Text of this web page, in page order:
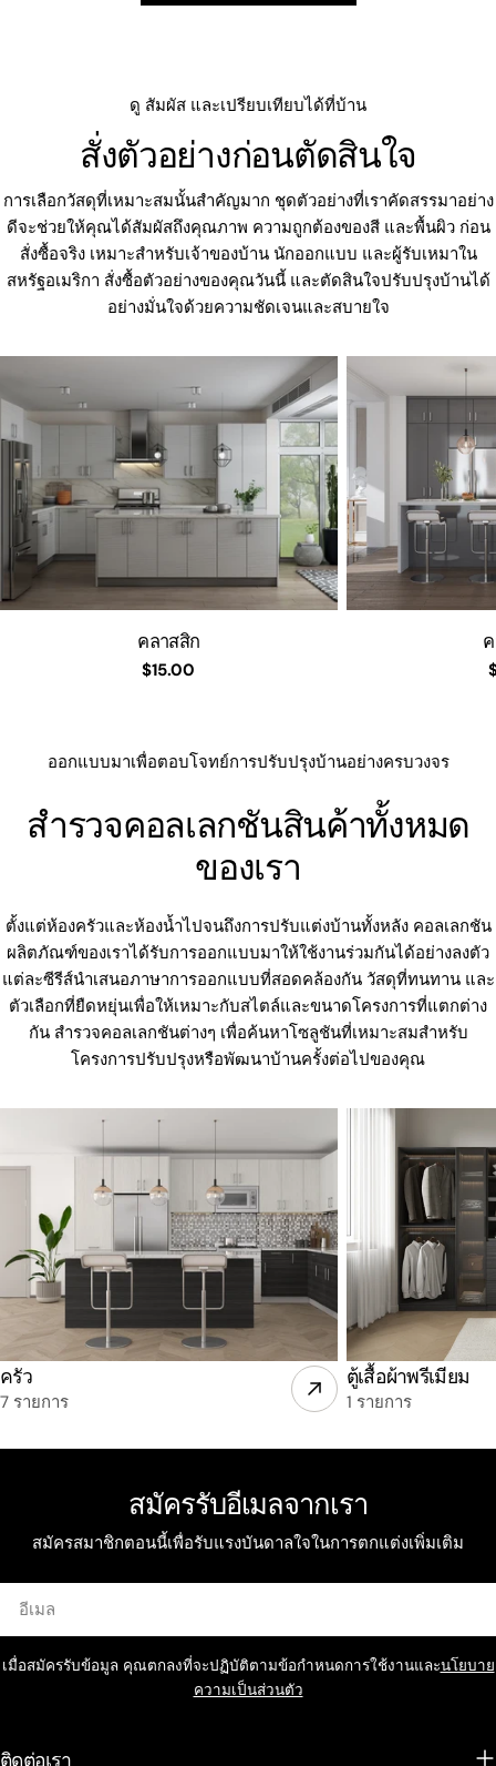
ดู สัมผัส และเปรียบเทียบได้ที่บ้าน
สั่งตัวอย่างก่อนตัดสินใจ
การเลือกวัสดุที่เหมาะสมนั้นสำคัญมาก ชุดตัวอย่างที่เราคัดสรรมาอย่าง
ดีจะช่วยให้คุณได้สัมผัสถึงคุณภาพ ความถูกต้องของสี และพื้นผิว ก่อน
สั่งซื้อจริง เหมาะสำหรับเจ้าของบ้าน นักออกแบบ และผู้รับเหมาใน
สหรัฐอเมริกา สั่งซื้อตัวอย่างของคุณวันนี้ และตัดสินใจปรับปรุงบ้านได้
อย่างมั่นใจด้วยความชัดเจนและสบายใจ
คลาสสิก
ราคา
$15.00
ออกแบบมาเพื่อตอบโจทย์การปรับปรุงบ้านอย่างครบวงจร
สำรวจคอลเลกชันสินค้าทั้งหมด
ของเรา
ตั้งแต่ห้องครัวและห้องน้ำไปจนถึงการปรับแต่งบ้านทั้งหลัง คอลเลกชัน
ผลิตภัณฑ์ของเราได้รับการออกแบบมาให้ใช้งานร่วมกันได้อย่างลงตัว
แต่ละซีรีส์นำเสนอภาษาการออกแบบที่สอดคล้องกัน วัสดุที่ทนทาน และ
ตัวเลือกที่ยืดหยุ่นเพื่อให้เหมาะกับสไตล์และขนาดโครงการที่แตกต่าง
กัน สำรวจคอลเลกชันต่างๆ เพื่อค้นหาโซลูชันที่เหมาะสมสำหรับ
โครงการปรับปรุงหรือพัฒนาบ้านครั้งต่อไปของคุณ
ครัว
7 รายการ
ตู้เสื้อผ้าพรีเมียม
1 รายการ
สมัครรับอีเมลจากเรา
สมัครสมาชิกตอนนี้เพื่อรับแรงบันดาลใจในการตกแต่งเพิ่มเติม
อีเมล
เมื่อสมัครรับข้อมูล คุณตกลงที่จะปฏิบัติตามข้อกำหนดการใช้งานและนโยบาย
ความเป็นส่วนตัว
ติดต่อเรา